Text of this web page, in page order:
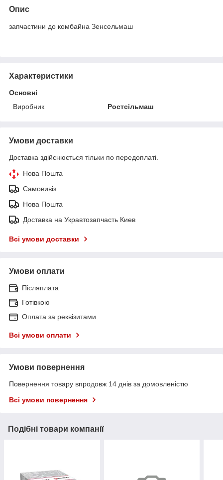
Опис
запчастини до комбайна Зенсельмаш
Характеристики
Основні
Виробник
Ростсільмаш
Умови доставки
Доставка здійснюється тільки по передоплаті.
Нова Пошта
Самовивіз
Нова Пошта
Доставка на Укравтозапчасть Киев
Всі умови доставки
Умови оплати
Післяплата
Готівкою
Оплата за реквізитами
Всі умови оплати
Умови повернення
Повернення товару впродовж 14 днів за домовленістю
Всі умови повернення
Подібні товари компанії